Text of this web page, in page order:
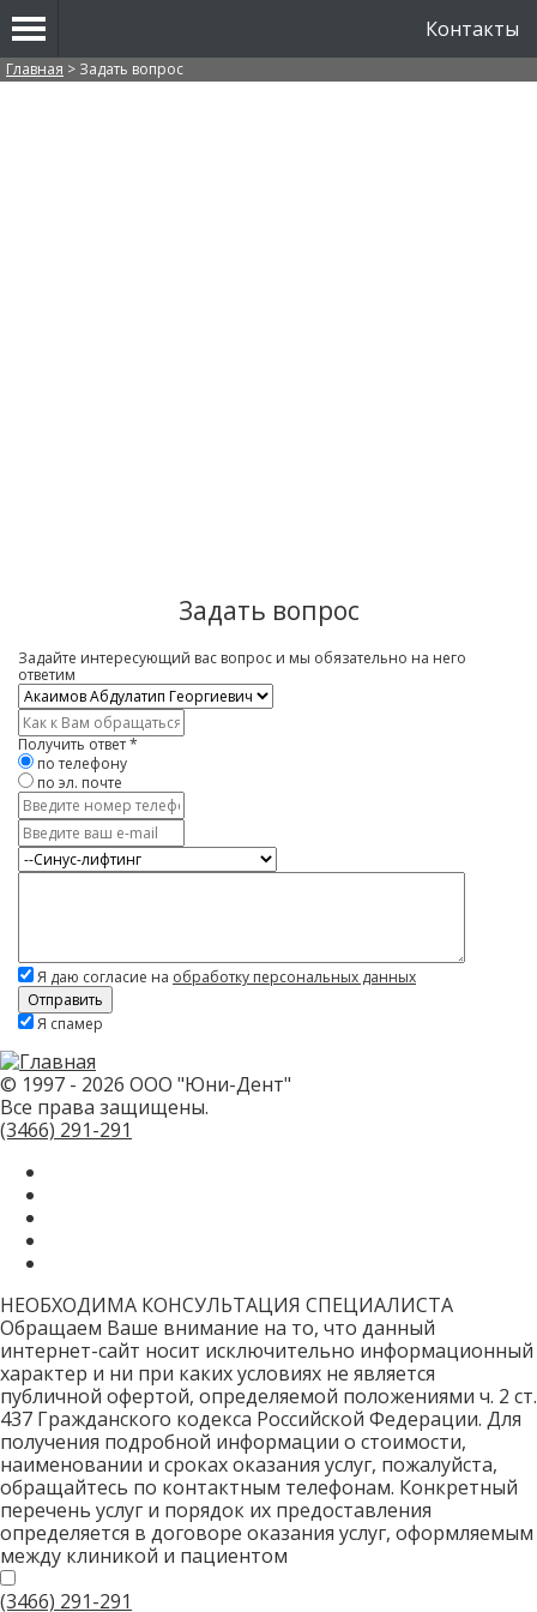
Контакты
Вы здесь
Главная > Задать вопрос
Задать вопрос
Задайте интересующий вас вопрос и мы обязательно на него
ответим
Врач
*
Имя
*
Получить ответ*
по телефону
по эл. почте
Контактный
телефон
E-
mail
Услуга
Вопрос
Я даю согласие на обработку персональных данных
Скажите,
не
заполняйте
это
поле.
CAPTCHA
только
роботов!
Я спамер
© 1997 - 2026 ООО "Юни-Дент"
Все права защищены.
(3466) 291-291
НЕОБХОДИМА КОНСУЛЬТАЦИЯ СПЕЦИАЛИСТА
Обращаем Ваше внимание на то, что данный
интернет-сайт носит исключительно информационный
характер и ни при каких условиях не является
публичной офертой, определяемой положениями ч. 2 ст.
437 Гражданского кодекса Российской Федерации. Для
получения подробной информации о стоимости,
наименовании и сроках оказания услуг, пожалуйста,
обращайтесь по контактным телефонам. Конкретный
перечень услуг и порядок их предоставления
определяется в договоре оказания услуг, оформляемым
между клиникой и пациентом
(3466) 291-291